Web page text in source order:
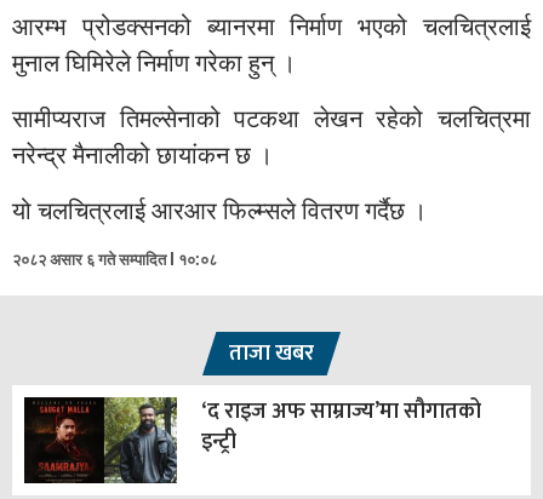
आरम्भ प्रोडक्सनको ब्यानरमा निर्माण भएको चलचित्रलाई
मुनाल घिमिरेले निर्माण गरेका हुन् ।
सामीप्यराज तिमल्सेनाको पटकथा लेखन रहेको चलचित्रमा
नरेन्द्र मैनालीको छायांकन छ ।
यो चलचित्रलाई आरआर फिल्म्सले वितरण गर्दैछ ।
२०८२ असार ६ गते सम्पादित l १०:०८
ताजा खबर
‘द राइज अफ साम्राज्य’मा सौगातको
इन्ट्री